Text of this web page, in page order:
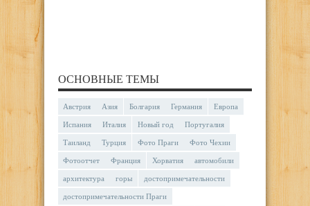
ОСНОВНЫЕ ТЕМЫ
Австрия Азия Болгария Германия Европа
Испания Италия Новый год Португалия
Таиланд Турция Фото Праги Фото Чехии
Фотоотчет Франция Хорватия автомобили
архитектура горы достопримечательности
достопримечательности Праги